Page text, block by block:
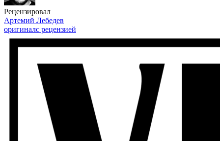
Рецензировал
Артемий Лебедев
оригиналс рецензией